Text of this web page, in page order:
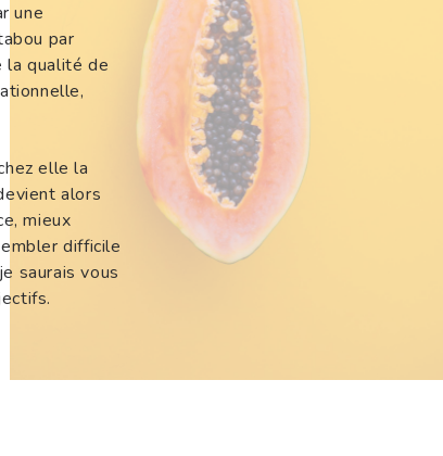
une
par
la qualité de
elle la
alors
mieux
difficile
saurais vous